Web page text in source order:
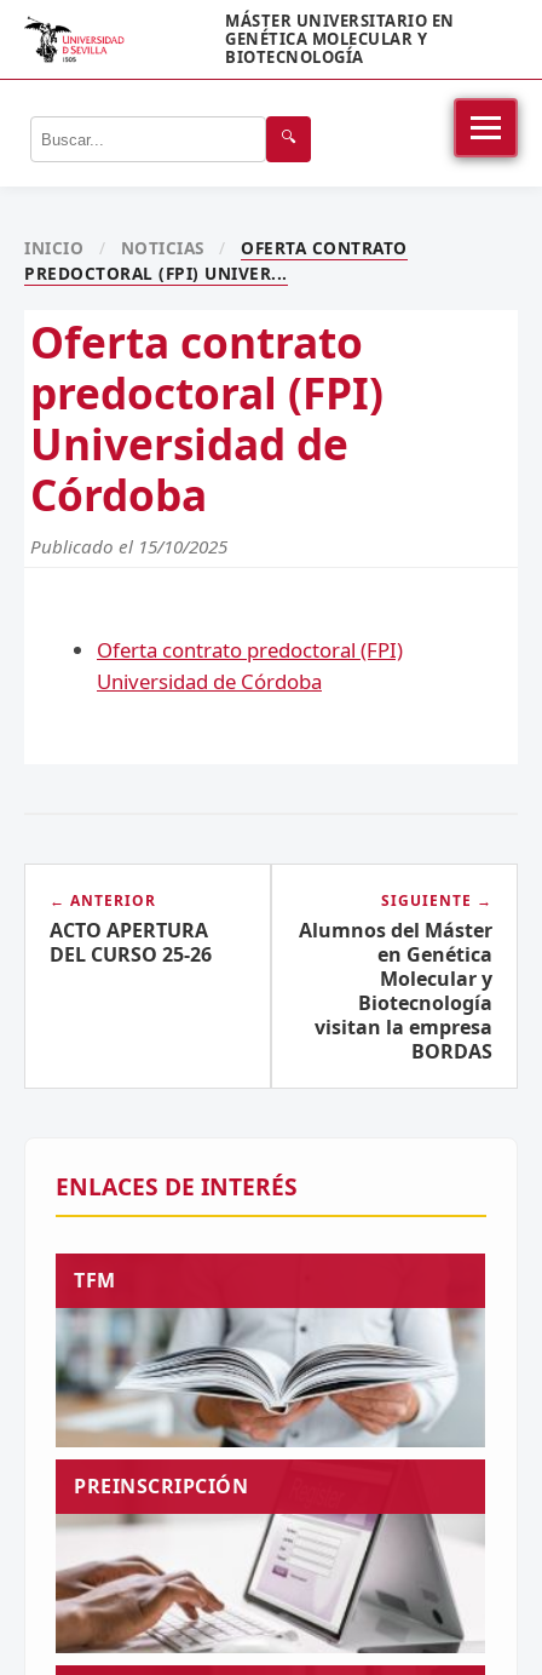
MÁSTER UNIVERSITARIO EN
GENÉTICA MOLECULAR Y
BIOTECNOLOGÍA
🔍
INICIO / NOTICIAS /
OFERTA CONTRATO
PREDOCTORAL (FPI) UNIVER...
Oferta contrato
predoctoral (FPI)
Universidad de
Córdoba
Publicado el 15/10/2025
Oferta contrato predoctoral (FPI)
Universidad de Córdoba
← ANTERIOR
ACTO APERTURA
DEL CURSO 25-26
SIGUIENTE →
Alumnos del Máster
en Genética
Molecular y
Biotecnología
visitan la empresa
BORDAS
ENLACES DE INTERÉS
TFM
PREINSCRIPCIÓN